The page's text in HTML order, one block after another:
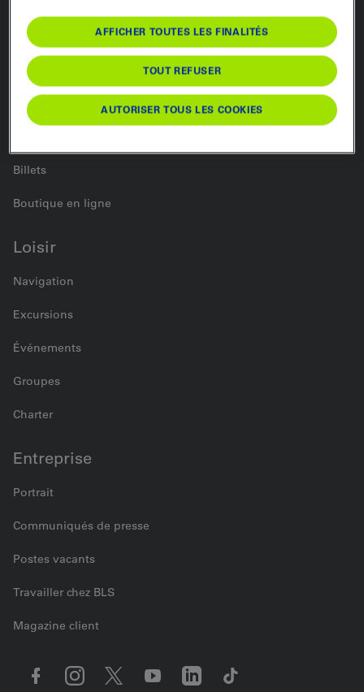
Bus
Transport autos
Vente
Billets
Boutique en ligne
Loisir
Navigation
Excursions
Événements
Groupes
Charter
Entreprise
Portrait
Communiqués de presse
Postes vacants
Travailler chez BLS
Magazine client
AFFICHER TOUTES LES FINALITÉS
TOUT REFUSER
AUTORISER TOUS LES COOKIES